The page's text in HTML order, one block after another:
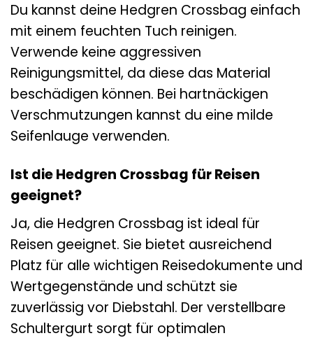
Du kannst deine Hedgren Crossbag einfach
mit einem feuchten Tuch reinigen.
Verwende keine aggressiven
Reinigungsmittel, da diese das Material
beschädigen können. Bei hartnäckigen
Verschmutzungen kannst du eine milde
Seifenlauge verwenden.
Ist die Hedgren Crossbag für Reisen
geeignet?
Ja, die Hedgren Crossbag ist ideal für
Reisen geeignet. Sie bietet ausreichend
Platz für alle wichtigen Reisedokumente und
Wertgegenstände und schützt sie
zuverlässig vor Diebstahl. Der verstellbare
Schultergurt sorgt für optimalen